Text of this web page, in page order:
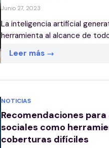
Junio 27, 2023
La inteligencia artificial
herramienta al alcance de
Leer más
NOTICIAS
Recomendaciones
sociales como
coberturas difíciles